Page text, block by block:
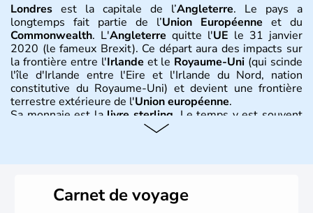
Londres est la capitale de l’Angleterre. Le pays a
longtemps fait partie de l’Union Européenne et du
Commonwealth. L'Angleterre quitte l'UE le 31 janvier
2020 (le fameux Brexit). Ce départ aura des impacts sur
la frontière entre l'Irlande et le Royaume-Uni (qui scinde
l'île d'Irlande entre l'Eire et l'Irlande du Nord, nation
constitutive du Royaume-Uni) et devient une frontière
terrestre extérieure de l'Union européenne.
Sa monnaie est lalivre sterling . Le temps y est souvent
instable avec de nombreuses précipitations : il s’agit d’un
Histoire et administration
Carnet de voyage